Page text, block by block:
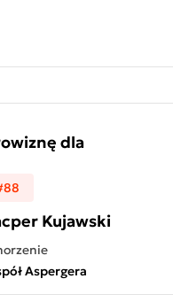
dla
Kujawski
Aspergera